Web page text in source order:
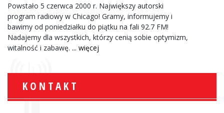
Powstało 5 czerwca 2000 r. Największy autorski
program radiowy w Chicago! Gramy, informujemy i
bawimy od poniedziałku do piątku na fali 92.7 FM!
Nadajemy dla wszystkich, którzy cenią sobie optymizm,
witalność i zabawę. ... więcej
KONTAKT